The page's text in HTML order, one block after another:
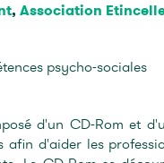
, Association
psycho-sociales
d'un CD-Rom et
d'aider les